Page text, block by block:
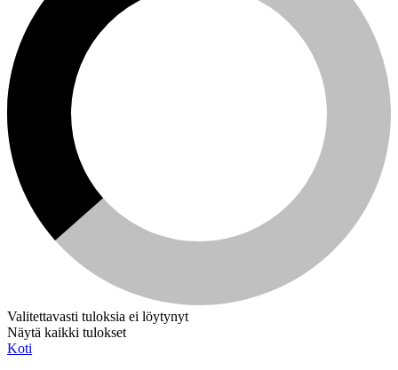
Valitettavasti tuloksia ei löytynyt
Näytä kaikki tulokset
Koti